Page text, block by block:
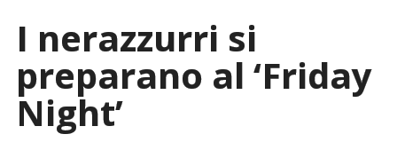
I nerazzurri si
preparano al ‘Friday
Night’